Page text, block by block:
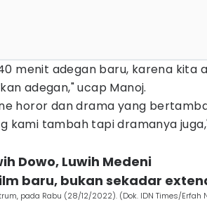
menit adegan baru, karena kita
adegan," ucap Manoj.
horor dan drama yang
kami tambah tapi dramanya
Dowo, Luwih Medeni
baru, bukan sekadar
pada Rabu (28/12/2022). (Dok. IDN Times/Erfah